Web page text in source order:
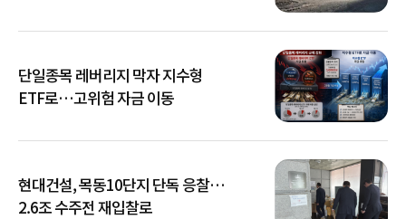
단일종목 레버리지 막자 지수형
ETF로…고위험 자금 이동
현대건설, 목동10단지 단독 응찰…
2.6조 수주전 재입찰로